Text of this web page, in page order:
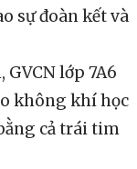
sự đoàn kết và
lớp 7A6
không khí học
cả trái tim